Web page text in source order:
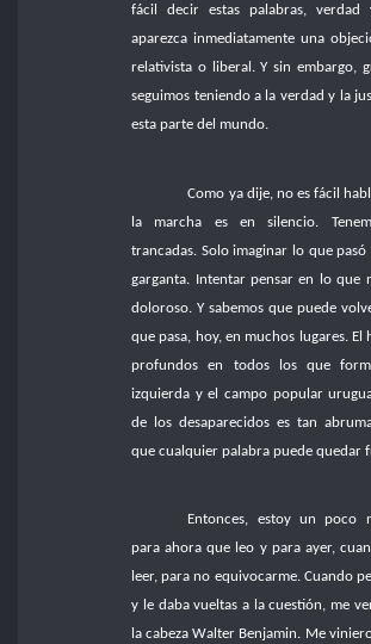
fácil decir estas palabras,
aparezca inmediatamente una
relativista o liberal. Y sin embargo,
seguimos teniendo a la verdad y la
esta parte del mundo.
Como ya dije, no es fácil
la marcha es en silencio.
trancadas. Solo imaginar lo que
garganta. Intentar pensar en lo que
doloroso. Y sabemos que puede
que pasa, hoy, en muchos lugares.
profundos en todos los que
izquierda y el campo popular
de los desaparecidos es tan
que cualquier palabra puede quedar
Entonces, estoy un poco
para ahora que leo y para ayer,
leer, para no equivocarme. Cuando
y le daba vueltas a la cuestión, me
la cabeza Walter Benjamin. Me